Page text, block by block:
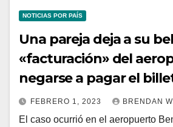
NOTICIAS POR PAÍS
Una pareja deja a su
«facturación» del
negarse a pagar el
FEBRERO 1, 2023 BRENDAN
El caso ocurrió en el aeropuerto